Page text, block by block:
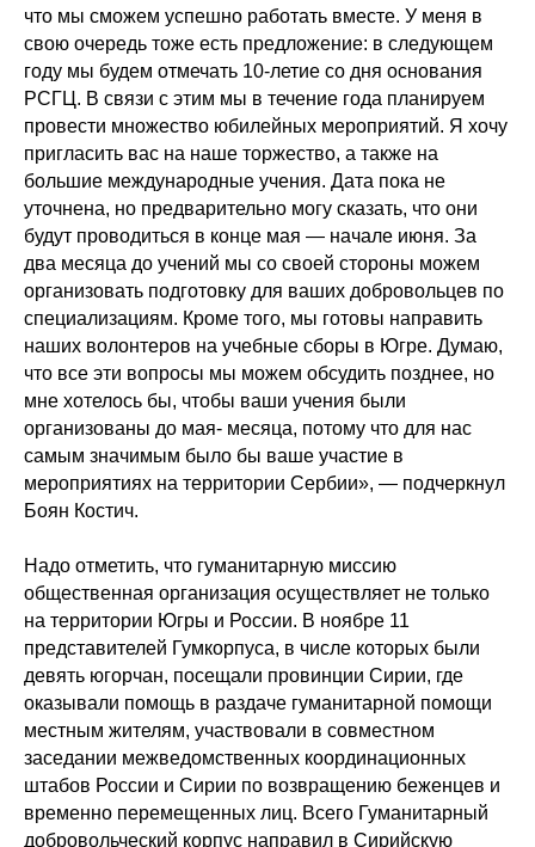
что мы сможем успешно работать вместе. У меня в
свою очередь тоже есть предложение: в следующем
году мы будем отмечать 10-летие со дня основания
РСГЦ. В связи с этим мы в течение года планируем
провести множество юбилейных мероприятий. Я хочу
пригласить вас на наше торжество, а также на
большие международные учения. Дата пока не
уточнена, но предварительно могу сказать, что они
будут проводиться в конце мая — начале июня. За
два месяца до учений мы со своей стороны можем
организовать подготовку для ваших добровольцев по
специализациям. Кроме того, мы готовы направить
наших волонтеров на учебные сборы в Югре. Думаю,
что все эти вопросы мы можем обсудить позднее, но
мне хотелось бы, чтобы ваши учения были
организованы до мая- месяца, потому что для нас
самым значимым было бы ваше участие в
мероприятиях на территории Сербии», — подчеркнул
Боян Костич.
Надо отметить, что гуманитарную миссию
общественная организация осуществляет не только
на территории Югры и России. В ноябре 11
представителей Гумкорпуса, в числе которых были
девять югорчан, посещали провинции Сирии, где
оказывали помощь в раздаче гуманитарной помощи
местным жителям, участвовали в совместном
заседании межведомственных координационных
штабов России и Сирии по возвращению беженцев и
временно перемещенных лиц. Всего Гуманитарный
добровольческий корпус направил в Сирийскую